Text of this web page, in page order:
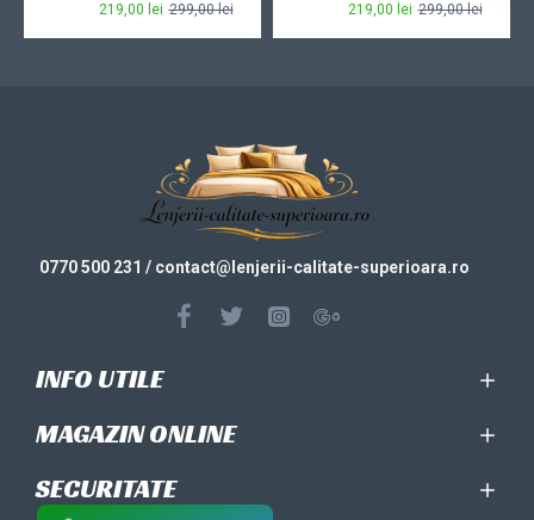
219,00 lei 299,00 lei 219,00 lei 299,00 lei
0770 500 231 / contact@ lenjerii-calitate-superioara.ro
INFO UTILE
MAGAZIN ONLINE
SECURITATE